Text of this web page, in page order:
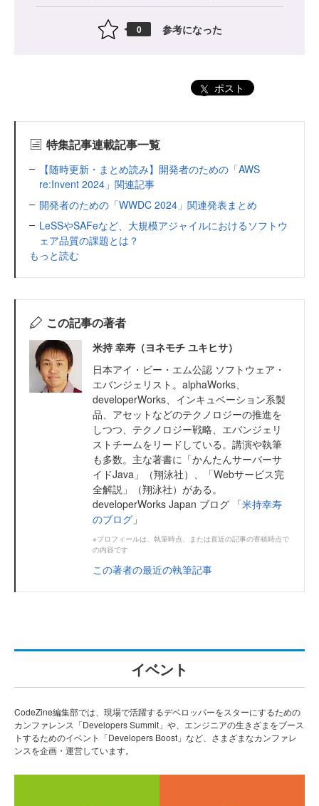
0 参考になった
ポスト
特集記事連載記事一覧
【随時更新・まとめ読み】開発者のための「AWS
re:Invent 2024」関連記事
開発者のための「WWDC 2024」関連発表まとめ
LeSSやSAFeなど、大規模アジャイルにおけるソフトウ
ェア品質の課題とは？
もっと読む
この記事の著者
米持 幸寿（ヨネモチ ユキヒサ）
日本アイ・ビー・エム公認 ソフトウェア・
エバンジェリスト。alphaWorks、
developerWorks、インキュベーション系製
品、アセットなどのテクノロジーの推進を
しつつ、テクノロジー戦略、エバンジェリ
ストチームをリードしている。講演や執筆
も多数。主な著書に「かんたんサーバーサ
イドJava」（翔泳社）、「Webサービス完
全解説」（翔泳社）がある。
developerWorks Japan ブログ 「米持幸寿
のブログ 」
※プロフィールは、執筆時点、または直近の記事の寄稿時点で
の内容です
この著者の最近の執筆記事
イベント
CodeZine編集部では、現場で活躍するデベロッパーをスターにするための
カンファレンス「Developers Summit」や、エンジニアの生きざまをブース
トするためのイベント「Developers Boost」など、さまざまなカンファレ
ンスを企画・運営しています。